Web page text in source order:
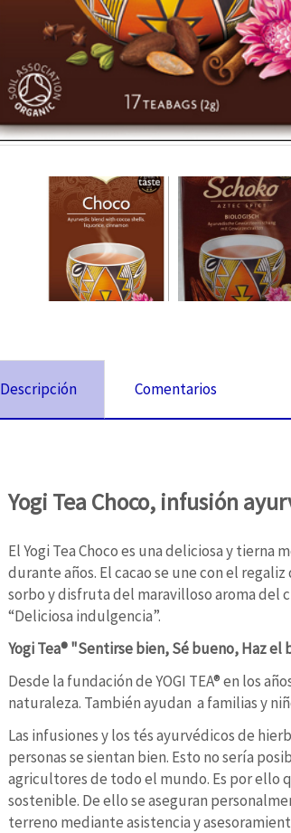
Descripción Comentarios
Yogi Tea Choco, infusión
El Yogi Tea Choco es una deliciosa y tierna
durante años. El cacao se une con el
sorbo y disfruta del maravilloso aroma del
“Deliciosa indulgencia”.
Yogi Tea® "Sentirse bien, Sé bueno, Haz el
Desde la fundación de YOGI TEA® en los
naturaleza. También ayudan a familias y
Las infusiones y los tés ayurvédicos de
personas se sientan bien. Esto no sería
agricultores de todo el mundo. Es por ello
sostenible. De ello se aseguran
terreno mediante asistencia y